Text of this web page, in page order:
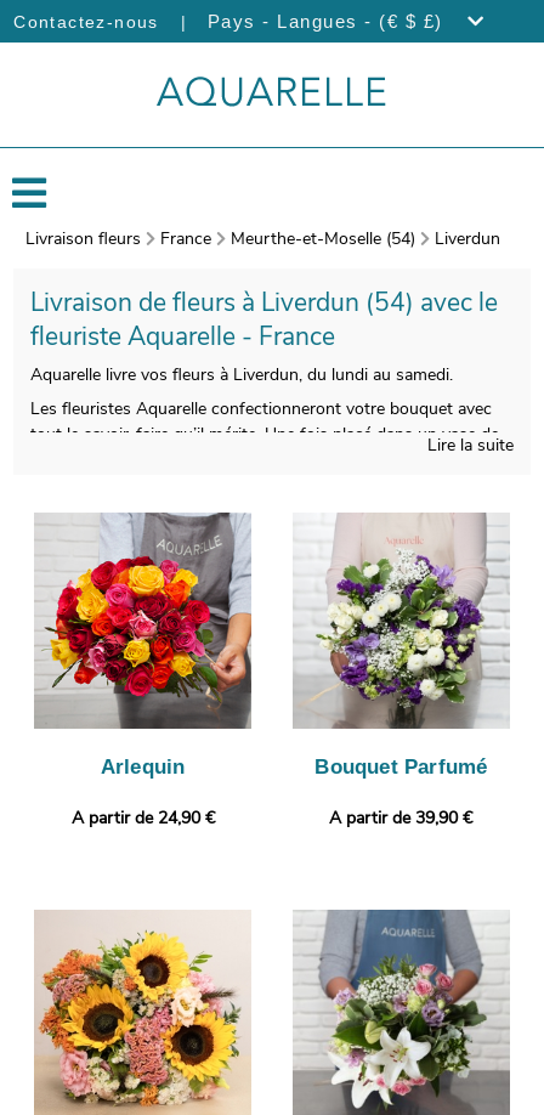
Contactez-nous | Pays - Langues - (€ $ £)
Livraison fleurs France Meurthe-et-Moselle (54) Liverdun
Livraison de fleurs à Liverdun (54) avec le
fleuriste Aquarelle - France
Aquarelle livre vos fleurs à Liverdun, du lundi au samedi.
Les fleuristes Aquarelle confectionneront votre bouquet avec
tout le savoir-faire qu’il mérite. Une fois placé dans un vase de
programmé, après vous avoir fait parvenir la photo. Rendez
votre bouquet plus original encore avec une photo ou un
message de votre choix.
Lire la suite
Arlequin
A partir de 24,90 €
Bouquet Parfumé
A partir de 39,90 €